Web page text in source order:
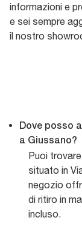
informazioni e
e sei sempre
il nostro
Dove posso
a Giussano?
Puoi
situato in
negozio
di ritiro in
incluso.